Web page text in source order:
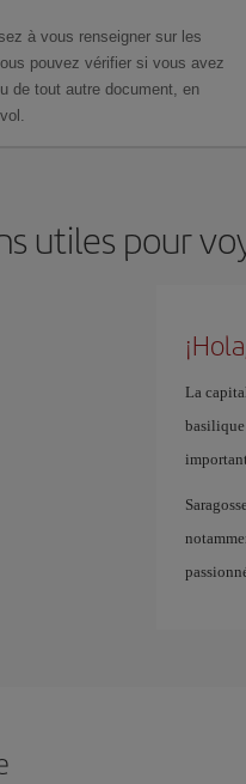
à vous renseigner sur les
pouvez vérifier si vous avez
de tout autre document, en
utiles pour
La
basilique